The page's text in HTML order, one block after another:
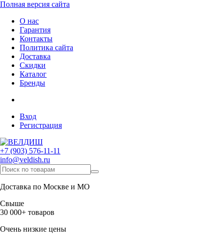
Полная версия сайта
О нас
Гарантия
Контакты
Политика сайта
Доставка
Скидки
Каталог
Бренды
Вход
Регистрация
+7 (903) 576-11-11
info@veldish.ru
Доставка по Москве и МО
Свыше
30 000+ товаров
Очень низкие цены